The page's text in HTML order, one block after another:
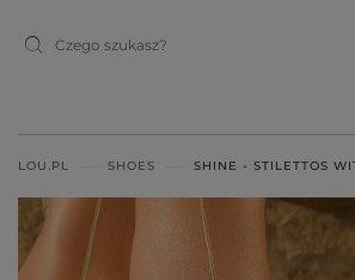
MINI
MAXI
LOU.PL SHOES SHINE - STILETTOS